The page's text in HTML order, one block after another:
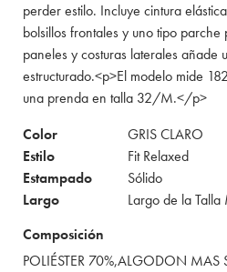
perder estilo. Incluye cintura
bolsillos frontales y uno tipo parche
paneles y costuras laterales añade
estructurado.<p>El modelo mide
una prenda en talla 32/M.</p>
Color
GRIS CLARO
Estilo
Fit Relaxed
Estampado
Sólido
Largo
Largo de la
Composición
POLIÉSTER 70%,ALGODON MAS